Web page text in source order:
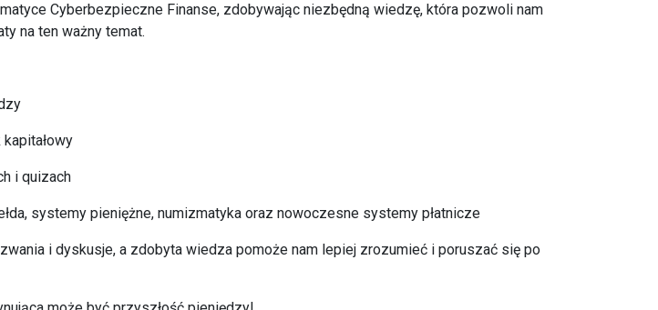
Cyberbezpieczne Finanse, zdobywając niezbędną wiedzę, która pozwoli nam
na ten ważny temat.
i quizach
systemy pieniężne, numizmatyka oraz nowoczesne systemy płatnicze
i dyskusje, a zdobyta wiedza pomoże nam lepiej zrozumieć i poruszać się po